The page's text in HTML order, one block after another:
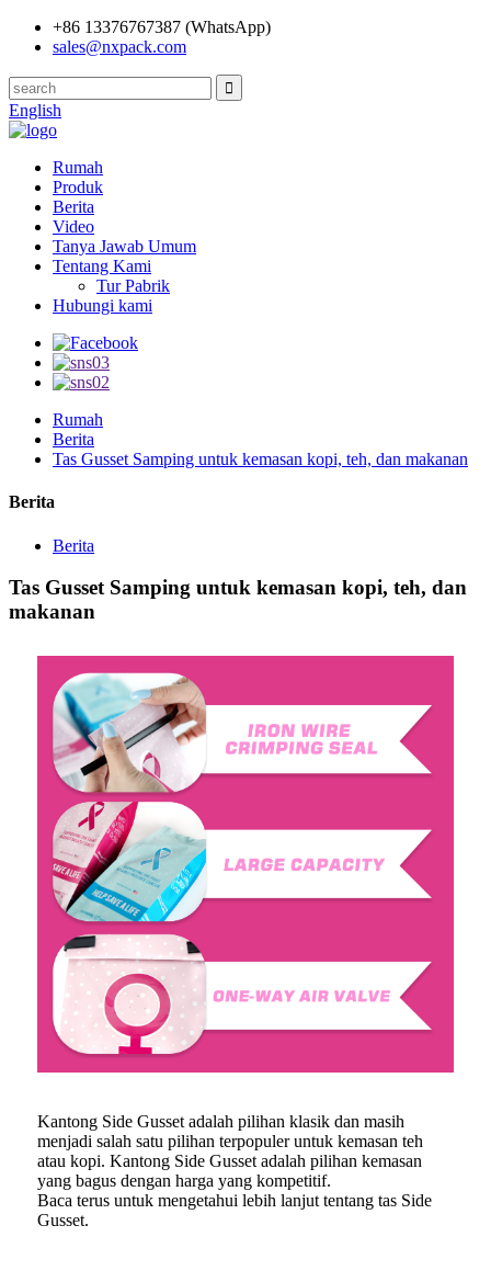
+86 13376767387 (WhatsApp)
sales@nxpack.com
English
Rumah
Produk
Berita
Video
Tanya Jawab Umum
Tentang Kami
Tur Pabrik
Hubungi kami
Rumah
Berita
Tas Gusset Samping untuk kemasan kopi, teh, dan makanan
Berita
Berita
Tas Gusset Samping untuk kemasan kopi, teh, dan
makanan
Kantong Side Gusset adalah pilihan klasik dan masih
menjadi salah satu pilihan terpopuler untuk kemasan teh
atau kopi. Kantong Side Gusset adalah pilihan kemasan
yang bagus dengan harga yang kompetitif.
Baca terus untuk mengetahui lebih lanjut tentang tas Side
Gusset.